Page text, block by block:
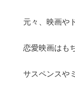
元々、映画や
恋愛映画はも
サスペンスや